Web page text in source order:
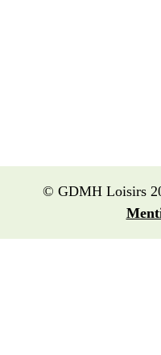
© GDMH Loisirs